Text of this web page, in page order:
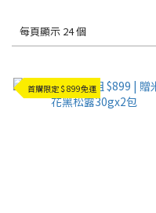
每頁顯示 24 個
首購限定＄899免運